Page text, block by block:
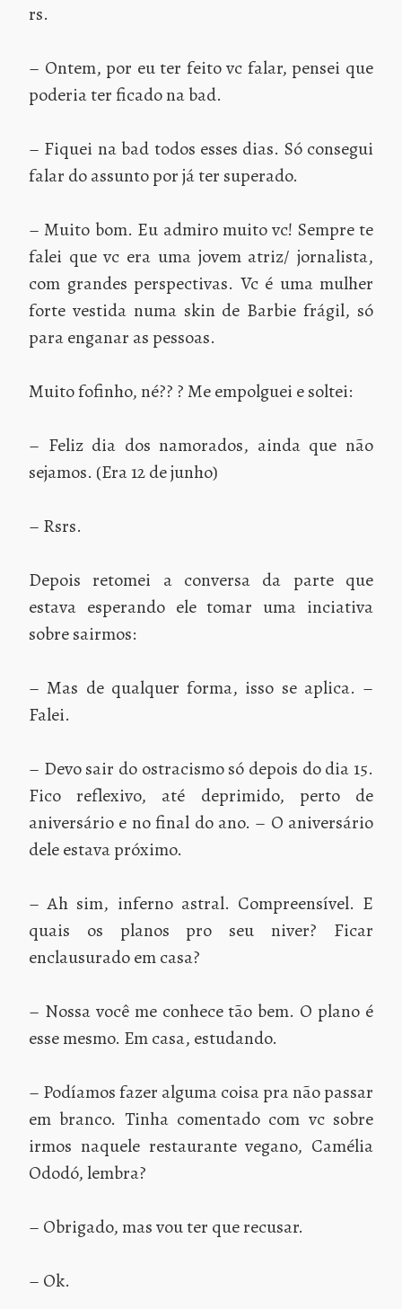
rs.
– Ontem, por eu ter feito vc falar, pensei que
poderia ter ficado na bad.
– Fiquei na bad todos esses dias. Só consegui
falar do assunto por já ter superado.
– Muito bom. Eu admiro muito vc! Sempre te
falei que vc era uma jovem atriz/ jornalista,
com grandes perspectivas. Vc é uma mulher
forte vestida numa skin de Barbie frágil, só
para enganar as pessoas.
Muito fofinho, né?? ? Me empolguei e soltei:
– Feliz dia dos namorados, ainda que não
sejamos. (Era 12 de junho)
– Rsrs.
Depois retomei a conversa da parte que
estava esperando ele tomar uma inciativa
sobre sairmos:
– Mas de qualquer forma, isso se aplica. –
Falei.
– Devo sair do ostracismo só depois do dia 15.
Fico reflexivo, até deprimido, perto de
aniversário e no final do ano. – O aniversário
dele estava próximo.
– Ah sim, inferno astral. Compreensível. E
quais os planos pro seu niver? Ficar
enclausurado em casa?
– Nossa você me conhece tão bem. O plano é
esse mesmo. Em casa, estudando.
– Podíamos fazer alguma coisa pra não passar
em branco. Tinha comentado com vc sobre
irmos naquele restaurante vegano, Camélia
Ododó, lembra?
– Obrigado, mas vou ter que recusar.
– Ok.